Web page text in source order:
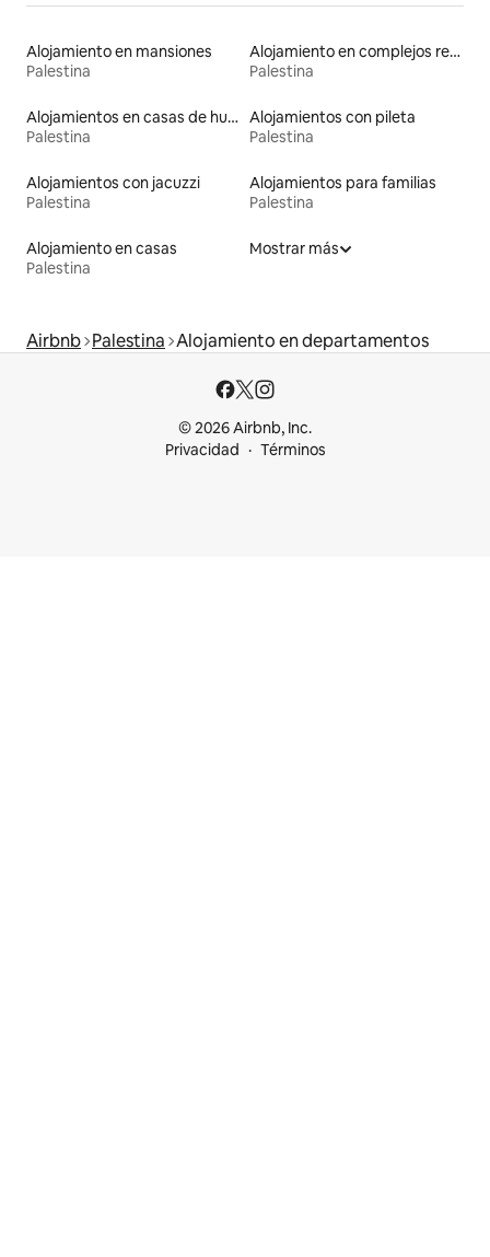
Alojamiento en mansiones
Palestina
Alojamiento en complejos residenciales
Palestina
Alojamientos en casas de huéspedes
Palestina
Alojamientos con pileta
Palestina
Alojamientos con jacuzzi
Palestina
Alojamientos para familias
Palestina
Alojamiento en casas
Palestina
Mostrar más
Airbnb Palestina Alojamiento en departamentos
© 2026 Airbnb, Inc.
Privacidad
Términos